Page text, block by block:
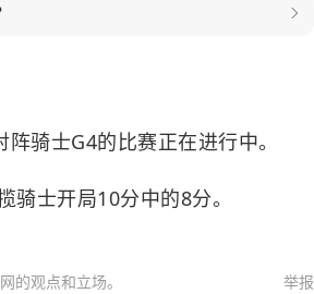
阵骑士G4的比赛正在进行中。
士开局10分中的8分。
的观点和立场。 举报